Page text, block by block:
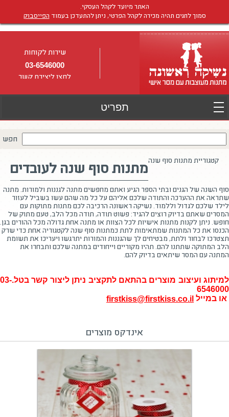
האתר מיועד לקהל העסקי.
סמוך לחגים תהיה מכירה לקהל הפרטי, ניתן להתעדכן בעמוד הפייסבוק
שירות לקוחות
03-6546000
לחצו ליצירת קשר
חפש
קטגוריית מתנות סוף שנהמתנות סוף שנה לעובדים
סוף השנה של הגנים ובתי הספר הגיע ואתם מחפשים מתנה לגננות ולמורות. מתנה
שתראה את ההערכה והתודה שלכם אליהם על כל מה שהם עשו בשביל לעזור
לילד שלכם לגדול וללמוד. נשיקה ראשונה הרכיבה לכם מתנות מתוקות עם
המסרים שאתם בדיוק רוצים להגיד: פשוט תודה, תודה מכל הלב, טעם מתוק של
חופש. ניתן לקנות מתנות אישיות לכל הצוות או מתנה אחת גדולה מכל ההורים בגן.
הכנסו את כל המתנות שמתאימות לתת כמתנות סוף שנה לקטגוריה אחת כדי שרק
תצטרכו לבחור ולתת, מבטיחים לך שהגננות והמורות יתרגשו ויעריכו את תשומת
הלב המתוקה שתתנו להם. תהיו מקוריים וייחודים במתנה שלכם ותבחרו את
המתנה עם המסר שיתאים בדיוק להם.
למיתוג ועיצוב מוצרים בהתאם לתקציב ניתן ליצור קשר בטל.03-
6546000
או במייל firstkiss@firstkiss.co.il
אינדקס מוצרים